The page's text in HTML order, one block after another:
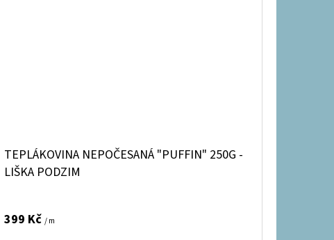
TEPLÁKOVINA NEPOČESANÁ "PUFFIN" 250G -
LIŠKA PODZIM
399 Kč / m